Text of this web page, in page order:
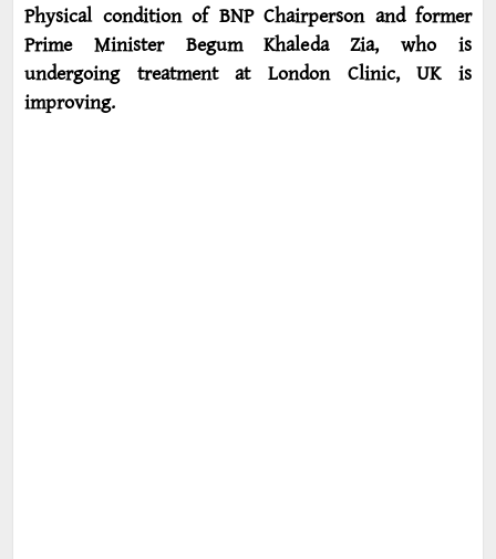
Physical condition of BNP Chairperson and former
Prime Minister Begum Khaleda Zia, who is
undergoing treatment at London Clinic, UK is
improving.